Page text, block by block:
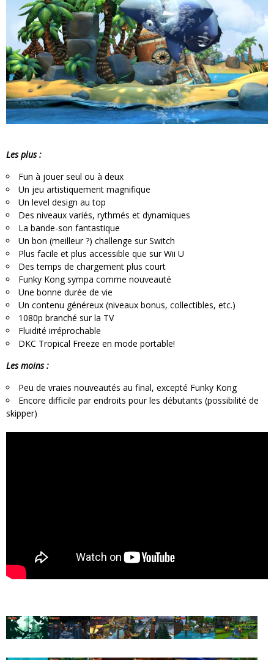
Les plus :
Fun à jouer seul ou à deux
Un jeu artistiquement magnifique
Un level design au top
Des niveaux variés, rythmés et dynamiques
La bande-son fantastique
Un bon (meilleur ?) challenge sur Switch
Plus facile et plus accessible que sur Wii U
Des temps de chargement plus court
Funky Kong sympa comme nouveauté
Une bonne durée de vie
Un contenu généreux (niveaux bonus, collectibles, etc.)
1080p branché sur la TV
Fluidité irréprochable
DKC Tropical Freeze en mode portable!
Les moins :
Peu de vraies nouveautés au final, excepté Funky Kong
Encore difficile par endroits pour les débutants (possibilité de
skipper)